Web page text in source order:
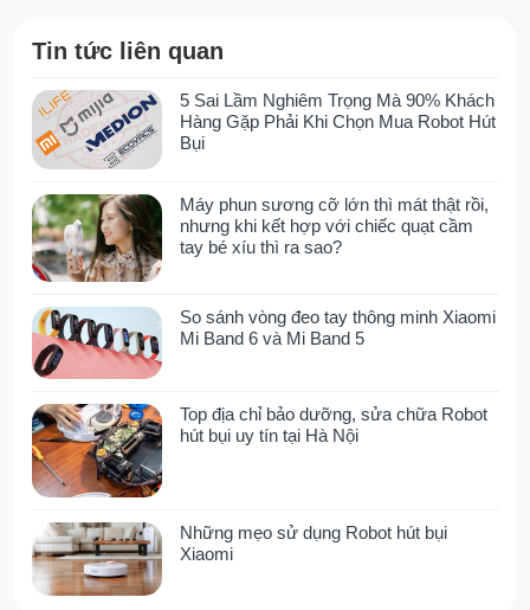
chịu.
Công nghệ Steam Wash & Steam Mode của
Dreame đảm bảo mọi ngóc ngách đều được
làm sạch kỹ lưỡng, từ vết bẩn khó nhằn đến vi
khuẩn và tác nhân gây dị ứng, mang lại không
gian sống sạch sâu, an toàn và trong lành hơn
cho cả gia đình.
Làm sạch bằng nước nóng 70°C
đánh bay vết bẩn lâu ngày
Máy làm sạch thảm di động Dreame N20
cấu trúc dầu mỡ và bụi bẩn bám sâu trong sợi
vải, mang lại hiệu quả làm sạch vượt trội hơn
hẳn so với nước lạnh thông thường. Nhiệt độ
thảm, sofa hay ghế xe hơi, đồng thời hỗ trợ
quá trình diệt khuẩn tự nhiên, trả lại vẻ sạch
mới cho từng sợi vải.
Tin tức liên quan
5 Sai Lầm Nghiêm Trọng Mà 90% Khách
Hàng Gặp Phải Khi Chọn Mua Robot Hút
Bụi
Máy phun sương cỡ lớn thì mát thật rồi,
nhưng khi kết hợp với chiếc quạt cầm
tay bé xíu thì ra sao?
So sánh vòng đeo tay thông minh Xiaomi
Mi Band 6 và Mi Band 5
Top địa chỉ bảo dưỡng, sửa chữa Robot
hút bụi uy tín tại Hà Nội
Những mẹo sử dụng Robot hút bụi
Xiaomi